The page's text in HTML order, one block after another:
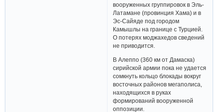
вооруженных группировок в Эль-
Латамане (провинция Хама) и в
Эс-Сайяде под городом
Камышлы на границе с Турцией.
О потерях моджахедов сведений
не приводится.
В Алеппо (360 км от Дамаска)
сирийской армии пока не удается
сомкнуть кольцо блокады вокруг
восточных районов мегаполиса,
находящихся в руках
формирований вооруженной
оппозиции.